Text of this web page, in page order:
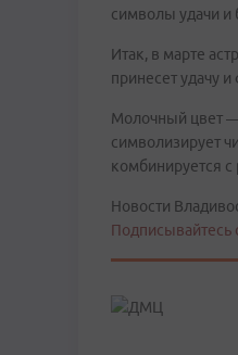
символы удачи и
Итак, в марте
принесет удачу
Молочный цвет —
символизирует
комбинируется
Новости
Подписывайтесь